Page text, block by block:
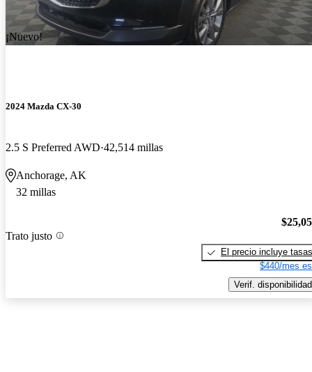
¡Nuevo!
2024 Mazda CX-30
2.5 S Preferred AWD 42,514 millas
Anchorage, AK
32 millas
Trato justo
El precio incluye tasas
$440/mes
Verif. disponibilidad